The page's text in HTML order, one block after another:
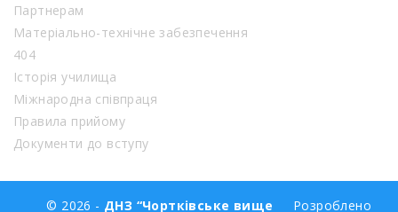
Партнерам
Матеріально-технічне забезпечення
404
Історія училища
Міжнародна співпраця
Правила прийому
Документи до вступу
© 2026 - ДНЗ “Чортківське вище Розроблено